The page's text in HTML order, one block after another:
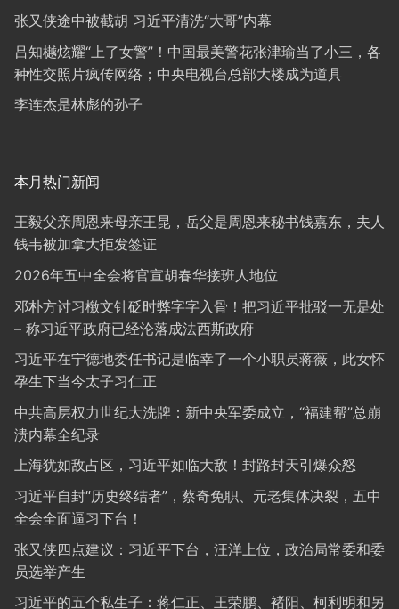
张又侠途中被截胡 习近平清洗“大哥”内幕
吕知樾炫耀“上了女警”！中国最美警花张津瑜当了小三，各
种性交照片疯传网络；中央电视台总部大楼成为道具
李连杰是林彪的孙子
本月热门新闻
王毅父亲周恩来母亲王昆，岳父是周恩来秘书钱嘉东，夫人
钱韦被加拿大拒发签证
2026年五中全会将官宣胡春华接班人地位
邓朴方讨习檄文针砭时弊字字入骨！把习近平批驳一无是处
– 称习近平政府已经沦落成法西斯政府
习近平在宁德地委任书记是临幸了一个小职员蒋薇，此女怀
孕生下当今太子习仁正
中共高层权力世纪大洗牌：新中央军委成立，“福建帮”总崩
溃内幕全纪录
上海犹如敌占区，习近平如临大敌！封路封天引爆众怒
习近平自封“历史终结者”，蔡奇免职、元老集体决裂，五中
全会全面逼习下台！
张又侠四点建议：习近平下台，汪洋上位，政治局常委和委
员选举产生
习近平的五个私生子：蒋仁正、王荣鹏、褚阳、柯利明和另